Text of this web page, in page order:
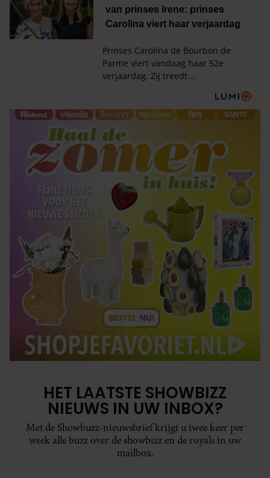
HET LAATSTE SHOWBIZZ
NIEUWS IN UW INBOX?
Met de Showbuzz-nieuwsbrief krijgt u twee keer per
week alle buzz over de showbizz en de royals in uw
mailbox.